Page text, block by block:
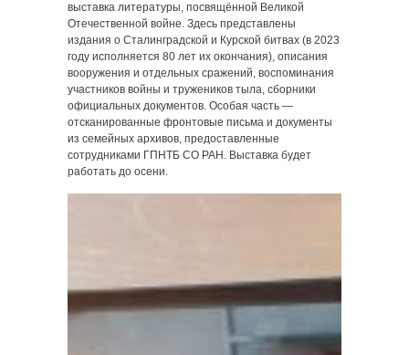
выставка литературы, посвящённой Великой
Отечественной войне. Здесь представлены
издания о Сталинградской и Курской битвах (в 2023
году исполняется 80 лет их окончания), описания
вооружения и отдельных сражений, воспоминания
участников войны и тружеников тыла, сборники
официальных документов. Особая часть —
отсканированные фронтовые письма и документы
из семейных архивов, предоставленные
сотрудниками ГПНТБ СО РАН. Выставка будет
работать до осени.